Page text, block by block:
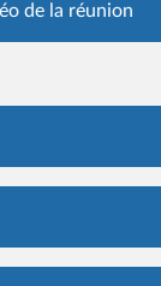
de la réunion